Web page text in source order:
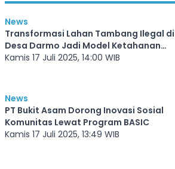
News
Transformasi Lahan Tambang Ilegal di
Desa Darmo Jadi Model Ketahanan
Pangan Berbasis Pertanian
Kamis 17 Juli 2025, 14:00 WIB
News
PT Bukit Asam Dorong Inovasi Sosial
Komunitas Lewat Program BASIC
Kamis 17 Juli 2025, 13:49 WIB